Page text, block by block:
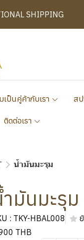
SHIPPING
เป็นคู่ค้ากับเรา สป
ติดต่อเรา
น้ำมันมะรุม
มันมะรุม
: TKY-HBAL008
THB